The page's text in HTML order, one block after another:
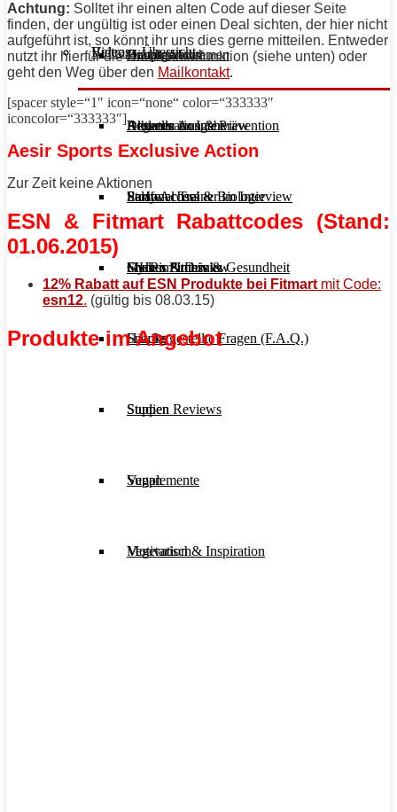
Diät & Abnehmen
Regeneration & Prävention
Stoffwechsel & Biologie
Frauen Fitness & Gesundheit
Häufig gestellte Fragen (F.A.Q.)
Studien Reviews
Supplemente
Motivation & Inspiration
Buchreviews
Hauptgerichte
Desserts
Salate
Shakes & Drinks
Snacks
Suppen
Vegan
Vegetarisch
Athleten im Interview
Personal Trainer im Interview
Gym im Interview
Videos
Aktuelle Ausgabe
Early Access
MHRx Archiv
Beitrags-Übersicht
Achtung: Solltet ihr einen alten Code auf dieser Seite
finden, der ungültig ist oder einen Deal sichten, der hier nicht
aufgeführt ist, so könnt ihr uns dies gerne mitteilen. Entweder
nutzt ihr hierfür die Kommentarfunktion (siehe unten) oder
geht den Weg über den Mailkontakt.
[spacer style=“1″ icon=“none“ color=“333333″
iconcolor=“333333″]
Aesir Sports Exclusive Action
Zur Zeit keine Aktionen
ESN & Fitmart Rabattcodes (Stand:
01.06.2015)
12% Rabatt auf ESN Produkte bei Fitmart mit Code:
esn12. (gültig bis 08.03.15)
Produkte im Angebot